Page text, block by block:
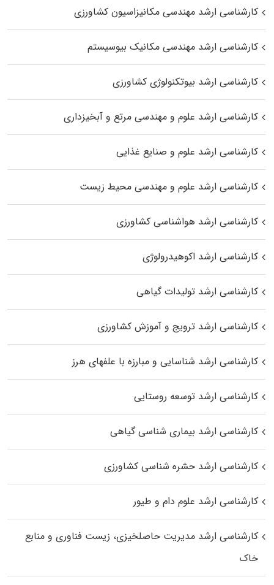
کارشناسی ارشد مهندسی مکانیزاسیون کشاورزی
کارشناسی ارشد مهندسی مکانیک بیوسیستم
کارشناسی ارشد بیوتکنولوژی کشاورزی
کارشناسی ارشد علوم و مهندسی مرتع و آبخیزداری
کارشناسی ارشد علوم و صنایع غذایی
کارشناسی ارشد علوم و مهندسی محیط زیست
کارشناسی ارشد هواشناسی کشاورزی
کارشناسی ارشد اکوهیدرولوژی
کارشناسی ارشد تولیدات گیاهی
کارشناسی ارشد ترویج و آموزش کشاورزی
کارشناسی ارشد شناسایی و مبارزه با علفهای هرز
کارشناسی ارشد توسعه روستایی
کارشناسی ارشد بیماری‌ شناسی گیاهی
کارشناسی ارشد حشره‌ شناسی کشاورزی
کارشناسی ارشد علوم دام و طیور
کارشناسی ارشد مدیریت حاصلخیزی، زیست فناوری و منابع
خاک